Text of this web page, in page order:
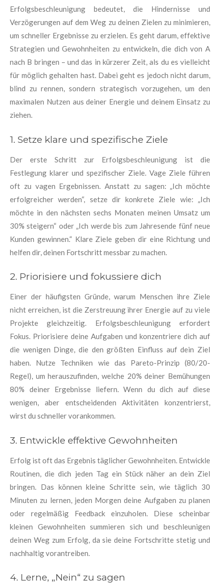
Erfolgsbeschleunigung bedeutet, die Hindernisse und
Verzögerungen auf dem Weg zu deinen Zielen zu minimieren,
um schneller Ergebnisse zu erzielen. Es geht darum, effektive
Strategien und Gewohnheiten zu entwickeln, die dich von A
nach B bringen – und das in kürzerer Zeit, als du es vielleicht
für möglich gehalten hast. Dabei geht es jedoch nicht darum,
blind zu rennen, sondern strategisch vorzugehen, um den
maximalen Nutzen aus deiner Energie und deinem Einsatz zu
ziehen.
1. Setze klare und spezifische Ziele
Der erste Schritt zur Erfolgsbeschleunigung ist die
Festlegung klarer und spezifischer Ziele. Vage Ziele führen
oft zu vagen Ergebnissen. Anstatt zu sagen: „Ich möchte
erfolgreicher werden“, setze dir konkrete Ziele wie: „Ich
möchte in den nächsten sechs Monaten meinen Umsatz um
30% steigern“ oder „Ich werde bis zum Jahresende fünf neue
Kunden gewinnen.“ Klare Ziele geben dir eine Richtung und
helfen dir, deinen Fortschritt messbar zu machen.
2. Priorisiere und fokussiere dich
Einer der häufigsten Gründe, warum Menschen ihre Ziele
nicht erreichen, ist die Zerstreuung ihrer Energie auf zu viele
Projekte gleichzeitig. Erfolgsbeschleunigung erfordert
Fokus. Priorisiere deine Aufgaben und konzentriere dich auf
die wenigen Dinge, die den größten Einfluss auf dein Ziel
haben. Nutze Techniken wie das Pareto-Prinzip (80/20-
Regel), um herauszufinden, welche 20% deiner Bemühungen
80% deiner Ergebnisse liefern. Wenn du dich auf diese
wenigen, aber entscheidenden Aktivitäten konzentrierst,
wirst du schneller vorankommen.
3. Entwickle effektive Gewohnheiten
Erfolg ist oft das Ergebnis täglicher Gewohnheiten. Entwickle
Routinen, die dich jeden Tag ein Stück näher an dein Ziel
bringen. Das können kleine Schritte sein, wie täglich 30
Minuten zu lernen, jeden Morgen deine Aufgaben zu planen
oder regelmäßig Feedback einzuholen. Diese scheinbar
kleinen Gewohnheiten summieren sich und beschleunigen
deinen Weg zum Erfolg, da sie deine Fortschritte stetig und
nachhaltig vorantreiben.
4. Lerne, „Nein“ zu sagen